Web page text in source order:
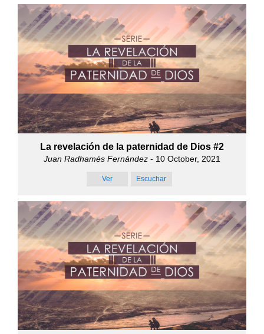
La revelación de la paternidad de Dios #2
Juan Radhamés Fernández - 10 October, 2021
Ver Escuchar